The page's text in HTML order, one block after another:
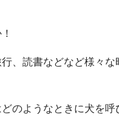
、読書などなど様々な
のようなときに犬を呼